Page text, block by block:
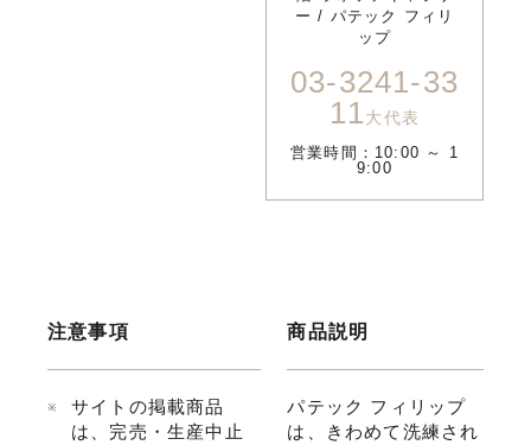
ー / パテック フィリ
ップ
03-3241-33
11大代表
営業時間：10:00 ～ 1
9:00
注意事項
サイトの掲載商品
は、完売・生産中止
商品説明
パテック フィリップ
は、きわめて洗練され